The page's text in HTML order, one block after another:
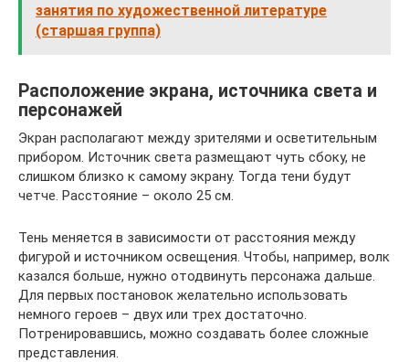
занятия по художественной литературе
(старшая группа)
Расположение экрана, источника света и
персонажей
Экран располагают между зрителями и осветительным
прибором. Источник света размещают чуть сбоку, не
слишком близко к самому экрану. Тогда тени будут
четче. Расстояние – около 25 см.
Тень меняется в зависимости от расстояния между
фигурой и источником освещения. Чтобы, например, волк
казался больше, нужно отодвинуть персонажа дальше.
Для первых постановок желательно использовать
немного героев – двух или трех достаточно.
Потренировавшись, можно создавать более сложные
представления.